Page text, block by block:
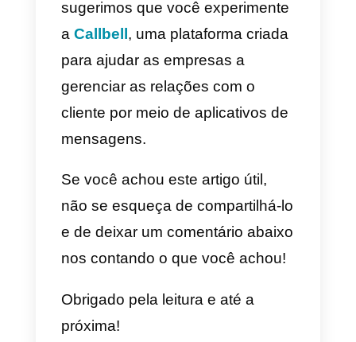
Em 2018, o Facebook introduziu
um novo tipo de “alvo” da
campanha Mensagens para
aumentar a conscientização de
que as empresas têm a
capacidade de interagir com os
usuários do Facebook via
Messenger einiciar conversas
para os venderseus produtos.
No entanto, o Facebook não